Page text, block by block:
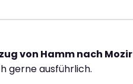
von Hamm nach Mozir
gerne ausführlich.